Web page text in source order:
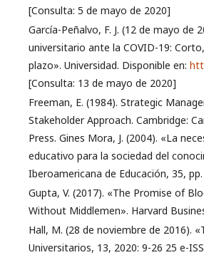
[Consulta: 5 de mayo de 2020]
García-Peñalvo, F. J. (12 de mayo de
universitario ante la COVID-19:
plazo». Universidad. Disponible en:
[Consulta: 13 de mayo de 2020]
Freeman, E. (1984). Strategic
Stakeholder Approach. Cambridge:
Press. Gines Mora, J. (2004). «La
educativo para la sociedad del
Iberoamericana de Educación, 35,
Gupta, V. (2017). «The Promise of
Without Middlemen». Harvard
Hall, M. (28 de noviembre de 2016).
Universitarios, 13, 2020: 9-26 25 e-